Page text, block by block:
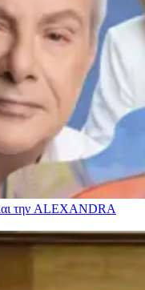
την ALEXANDRA